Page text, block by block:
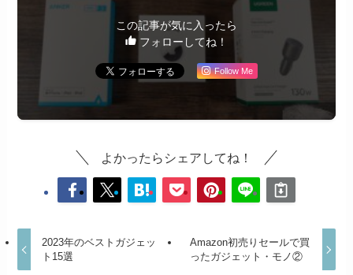
この記事が気に入ったら
フォローしてね！
Follow Me
よかったらシェアしてね！
2023年のベストガジェッ
ト15選
Amazon初売りセールで買
ったガジェット・モノ②